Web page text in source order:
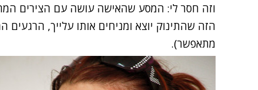
וזה חסר לי: המסע שהאישה עושה עם הצירים
הזה שהתינוק יוצא ומניחים אותו עלייך,
מתאפשר).